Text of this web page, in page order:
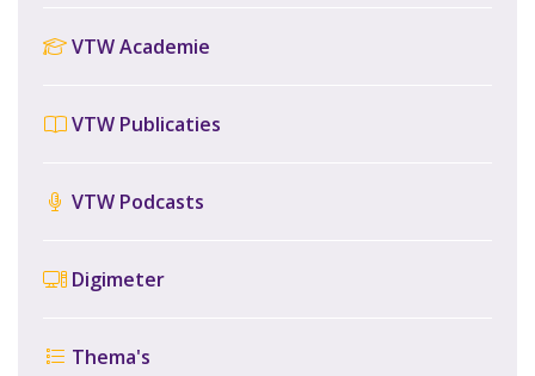
VTW Academie
VTW Publicaties
VTW Podcasts
Digimeter
Thema's